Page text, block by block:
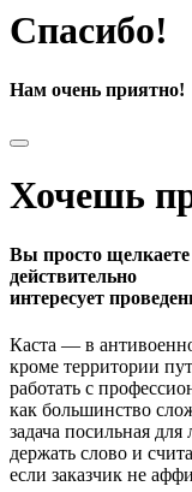
Спасибо!
Нам очень приятно!
Хочешь
Вы просто
действительно
интересует
Каста — в
кроме территории
работать с
как большинство
задача посильная
держать слово и
если заказчик не